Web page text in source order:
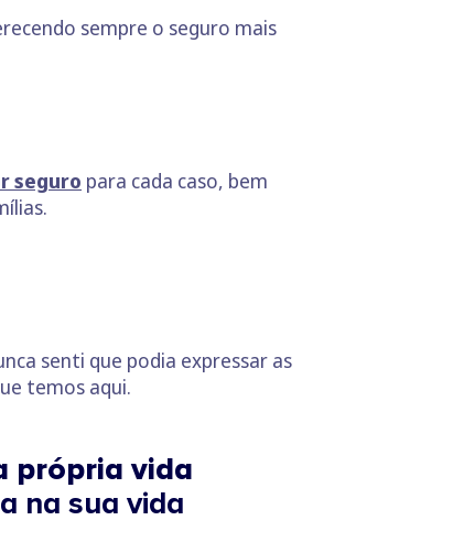
sempre o seguro mais
seguro para cada caso, bem
senti que podia expressar as
temos aqui.
própria vida
na sua vida